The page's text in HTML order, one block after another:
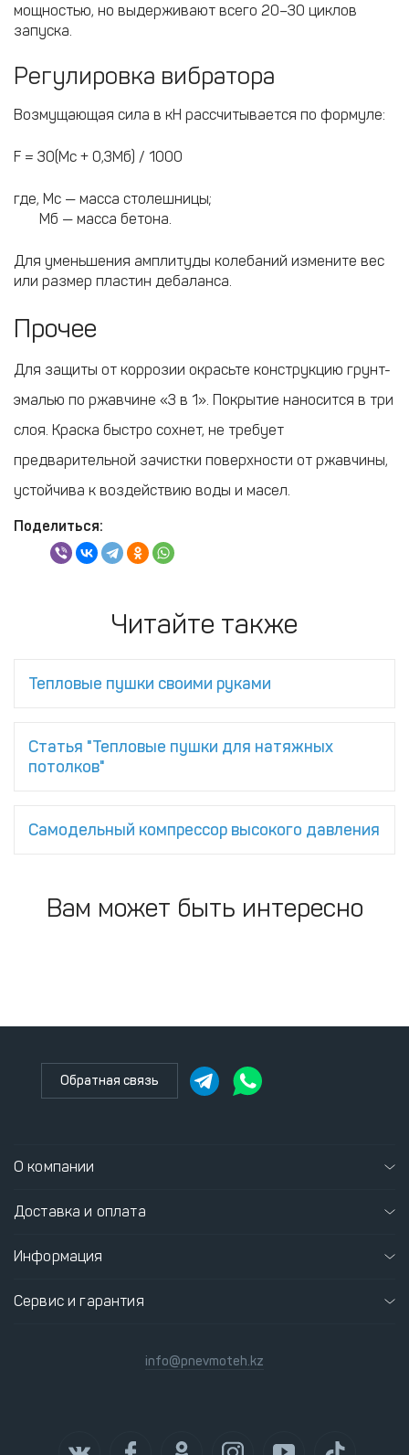
мощностью, но выдерживают всего 20–30 циклов
запуска.
Регулировка вибратора
Возмущающая сила в кН рассчитывается по формуле:
F = 30(Mс + 0,3Мб) / 1000
где, Мс — масса столешницы;
Мб — масса бетона.
Для уменьшения амплитуды колебаний измените вес
или размер пластин дебаланса.
Прочее
Для защиты от коррозии окрасьте конструкцию грунт-
эмалью по ржавчине «3 в 1». Покрытие наносится в три
слоя. Краска быстро сохнет, не требует
предварительной зачистки поверхности от ржавчины,
устойчива к воздействию воды и масел.
Поделиться:
Читайте также
Тепловые пушки своими руками
Статья "Тепловые пушки для натяжных
потолков"
Самодельный компрессор высокого давления
Вам может быть интересно
Обратная связь
О компании
Доставка и оплата
Информация
Сервис и гарантия
info@pnevmoteh.kz